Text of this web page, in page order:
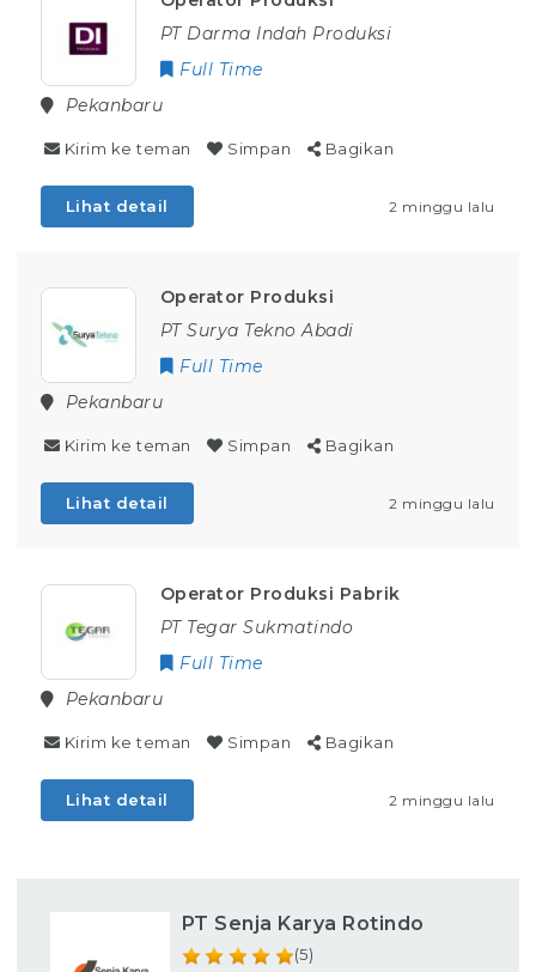
PT Darma Indah Produksi
Full Time
Pekanbaru
Kirim ke teman Simpan Bagikan
Lihat detail 2 minggu lalu
Operator Produksi
PT Surya Tekno Abadi
Full Time
Pekanbaru
Kirim ke teman Simpan Bagikan
Lihat detail 2 minggu lalu
Operator Produksi Pabrik
PT Tegar Sukmatindo
Full Time
Pekanbaru
Kirim ke teman Simpan Bagikan
Lihat detail 2 minggu lalu
PT Senja Karya Rotindo
(5)